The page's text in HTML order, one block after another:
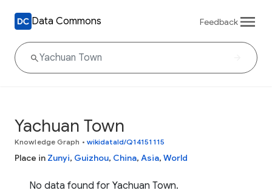
Data Commons Feedback
Yachuan Town
Knowledge Graph • wikidataId/Q14151115
Place in Zunyi, Guizhou, China, Asia, World
No data found for Yachuan Town.